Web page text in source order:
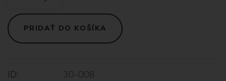
PRIDAŤ DO KOŠÍKA
ID: 30-008